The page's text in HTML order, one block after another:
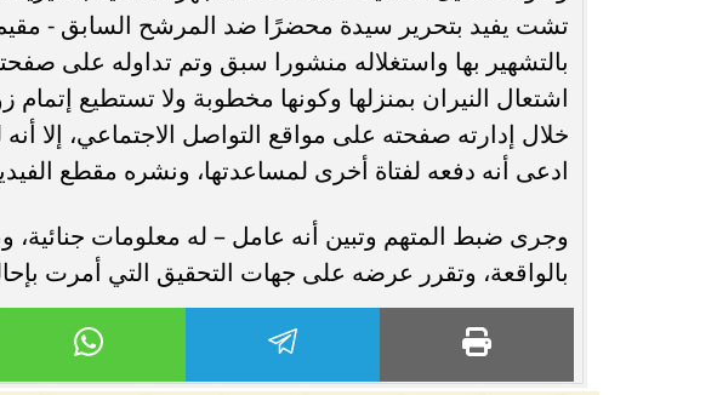
تشت يفيد بتحرير سيدة محضرًا ضد المرشح السابق -
بالتشهير بها واستغلاله منشورا سبق وتم تداوله على
اشتعال النيران بمنزلها وكونها مخطوبة ولا تستطيع إتمام
خلال إدارته صفحته على مواقع التواصل الاجتماعي، إلا أنه
ادعى أنه دفعه لفتاة أخرى لمساعدتها، ونشره مقطع
وجرى ضبط المتهم وتبين أنه عامل – له معلومات جنائية،
بالواقعة، وتقرر عرضه على جهات التحقيق التي أمرت